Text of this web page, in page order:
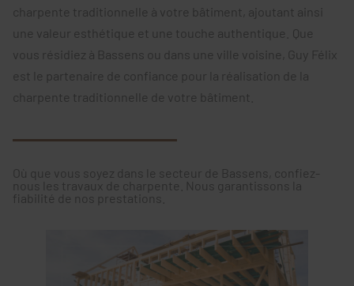
charpente traditionnelle à votre bâtiment, ajoutant ainsi
une valeur esthétique et une touche authentique. Que
vous résidiez à Bassens ou dans une ville voisine, Guy Félix
est le partenaire de confiance pour la réalisation de la
charpente traditionnelle de votre bâtiment.
Où que vous soyez dans le secteur de Bassens, confiez-
nous les travaux de charpente. Nous garantissons la
fiabilité de nos prestations.